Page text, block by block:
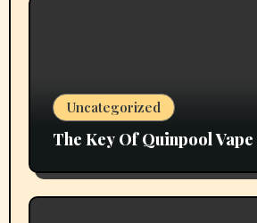
Uncategorized
The Key Of Quinpool